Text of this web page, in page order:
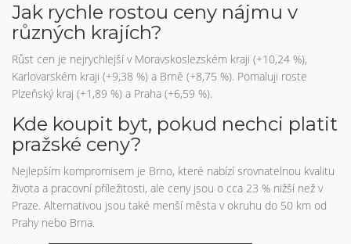
Jak rychle rostou ceny nájmu v
různých krajích?
Růst cen je nejrychlejší v Moravskoslezském kraji (+10,24 %),
Karlovarském kraji (+9,38 %) a Brně (+8,75 %). Pomaluji roste
Plzeňský kraj (+1,89 %) a Praha (+6,59 %).
Kde koupit byt, pokud nechci platit
pražské ceny?
Nejlepším kompromisem je Brno, které nabízí srovnatelnou kvalitu
života a pracovní příležitosti, ale ceny jsou o cca 23 % nižší než v
Praze. Alternativou jsou také menší města v okruhu do 50 km od
Prahy nebo Brna.